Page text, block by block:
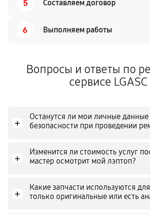
5 Составляем договор
6 Выполняем работы
Вопросы и ответы по
сервисе LGASC
+
Останутся ли мои личные
безопасности при проведении
+
Изменится ли стоимость услуг
мастер осмотрит мой лэптоп?
+
Какие запчасти используются
только оригинальные или есть